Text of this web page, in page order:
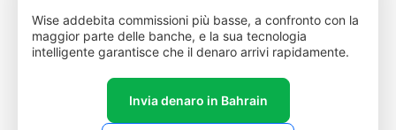
Wise addebita commissioni più basse, a confronto con la
maggior parte delle banche, e la sua tecnologia
intelligente garantisce che il denaro arrivi rapidamente.
Invia denaro in Bahrain